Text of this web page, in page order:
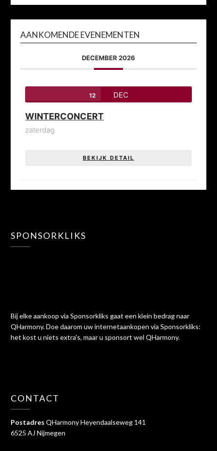
AANKOMENDE EVENEMENTEN
DECEMBER 2026
12 DEC
WINTERCONCERT
zaterdag
BEKIJK DETAIL
SPONSORKLIKS
Bij elke aankoop via Sponsorkliks gaat een klein bedrag naar
QHarmony. Doe daarom uw internetaankopen via Sponsorkliks:
het kost u niets extra's, maar u sponsort wel QHarmony.
CONTACT
Postadres QHarmony Heyendaalseweg 141
6525 AJ Nijmegen